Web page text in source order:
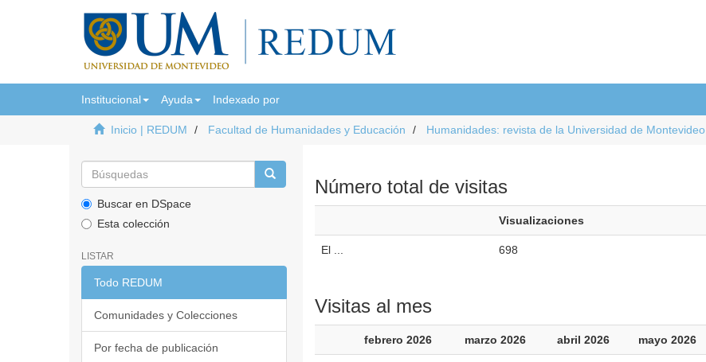
Institucional Ayuda Indexado por
Inicio | REDUM Facultad de Humanidades y Educación Humanidades: revista de la Universidad de Montevideo
Buscar en DSpace
Esta colección
LISTAR
Todo REDUM
Comunidades y Colecciones
Por fecha de publicación
Número total de visitas
Visualizaciones
El ... 698
Visitas al mes
febrero 2026 marzo 2026 abril 2026 mayo 2026